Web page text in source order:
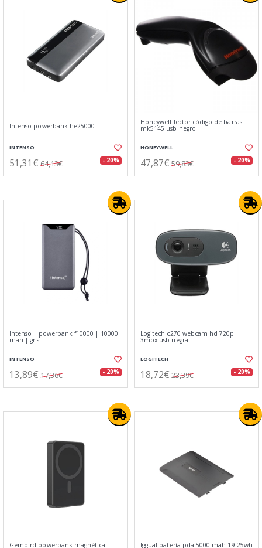
Intenso powerbank he25000
INTENSO
51,31€ 64,13€ - 20%
Honeywell lector código de barras
mk5145 usb negro
HONEYWELL
47,87€ 59,83€ - 20%
Intenso | powerbank f10000 | 10000
mah | gris
INTENSO
13,89€ 17,36€ - 20%
Logitech c270 webcam hd 720p
3mpx usb negra
LOGITECH
18,72€ 23,39€ - 20%
Gembird powerbank magnética Iggual batería pda 5000 mah 19.25wh